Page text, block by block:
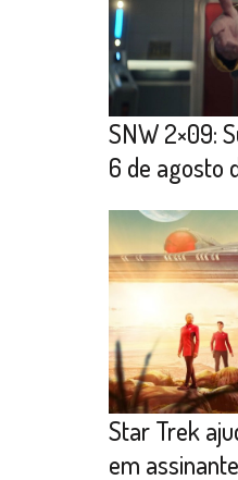
SNW 2×09:
6 de agosto
Star Trek
em